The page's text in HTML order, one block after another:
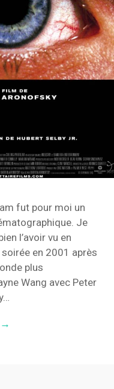
fut pour moi un
Je
l’avoir vu en
en 2001 après
plus
Wang avec Peter
→